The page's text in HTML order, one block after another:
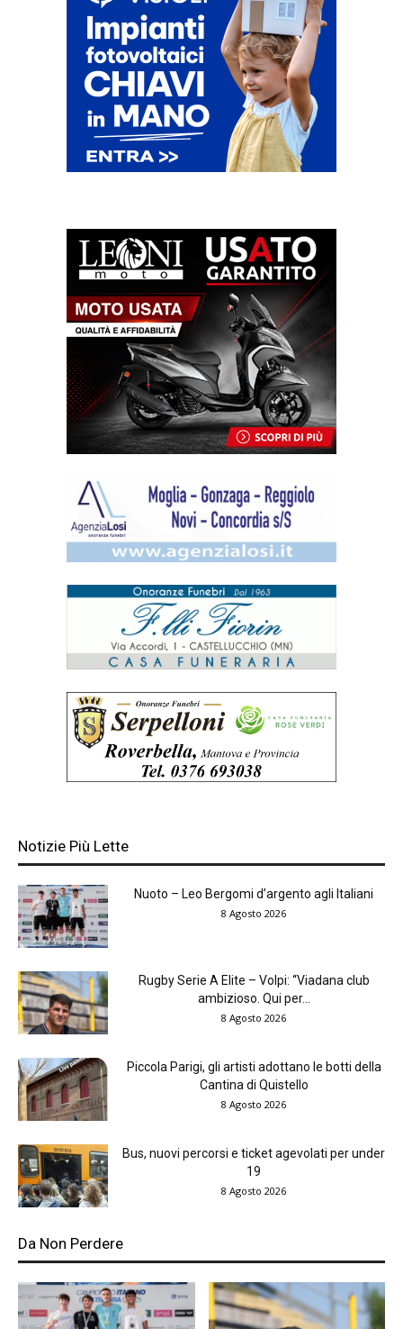
Notizie Più Lette
Nuoto – Leo Bergomi d’argento agli Italiani
8 Agosto 2026
Rugby Serie A Elite – Volpi: “Viadana club
ambizioso. Qui per...
8 Agosto 2026
Piccola Parigi, gli artisti adottano le botti della
Cantina di Quistello
8 Agosto 2026
Bus, nuovi percorsi e ticket agevolati per under
19
8 Agosto 2026
Da Non Perdere